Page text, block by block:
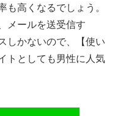
も高くなるでしょう。
メールを送受信す
しかないので、【使い
トとしても男性に人気